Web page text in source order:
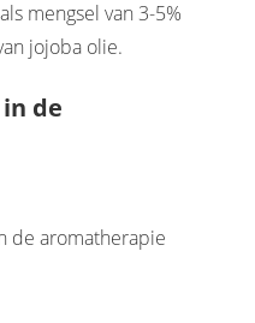
mengsel van 3-5%
jojoba olie.
de
de aromatherapie